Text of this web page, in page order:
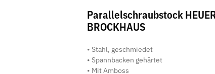
Parallelschraubstock
BROCKHAUS
• Stahl, geschmiedet
• Spannbacken gehärtet
• Mit Amboss